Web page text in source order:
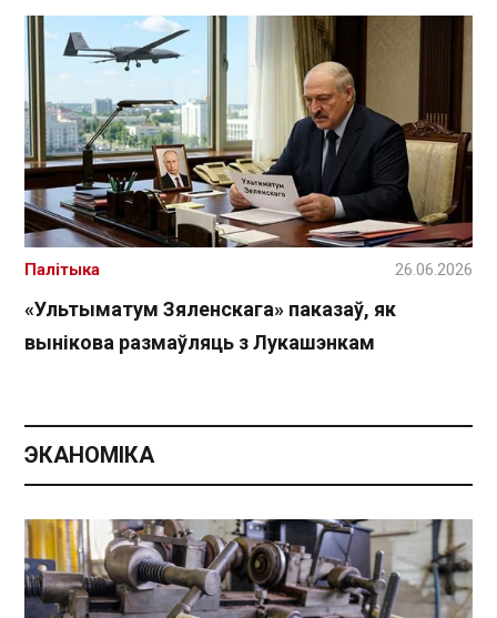
«Ультыматум Зяленскага» паказаў, як
вынікова размаўляць з Лукашэнкам
Палітыка 26.06.2026
ЭКАНОМІКА